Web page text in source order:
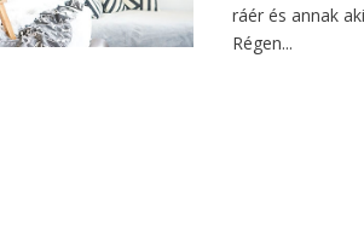
ráér és annak
Régen...